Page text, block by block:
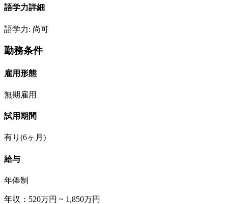
語学力詳細
語学力: 尚可
勤務条件
雇用形態
無期雇用
試用期間
有り(6ヶ月)
給与
年俸制
年収：520万円 ~ 1,850万円